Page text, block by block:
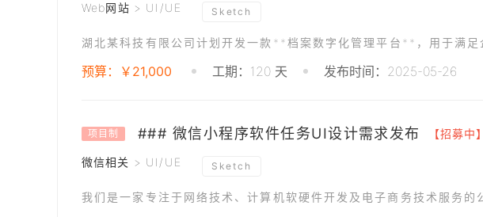
Web网站 > UI/UE Sketch
预算：￥21,000 工期：120 天 发布时间：2025-05-26
项目制 ### 微信小程序软件任务UI设计需求发布 【招募中】
微信相关 > UI/UE Sketch